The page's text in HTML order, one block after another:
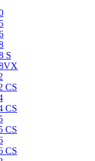
S
CS
CS
CS
CS